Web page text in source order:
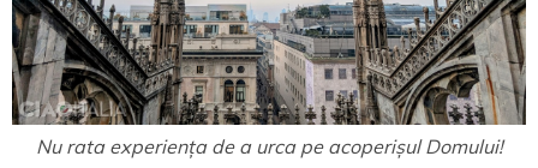
Nu rata experiența de a urca pe acoperișul Domului!